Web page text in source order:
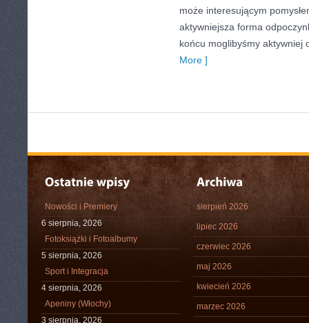
może interesującym
aktywniejsza forma
końcu moglibyśmy aktywniej
More ]
Nowości i Premiery
6 sierpnia, 2026
Fotoksiążki i Fotoalbumy
5 sierpnia, 2026
Sport i Integracja
4 sierpnia, 2026
Apeniny (Włochy)
3 sierpnia, 2026
sierpień 2026
lipiec 2026
czerwiec 2026
maj 2026
kwiecień 2026
marzec 2026